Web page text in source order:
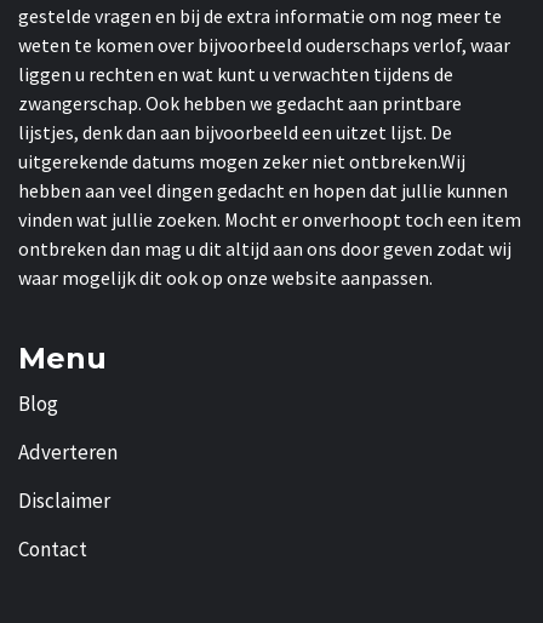
gestelde vragen en bij de extra informatie om nog meer te
weten te komen over bijvoorbeeld ouderschaps verlof, waar
liggen u rechten en wat kunt u verwachten tijdens de
zwangerschap. Ook hebben we gedacht aan printbare
lijstjes, denk dan aan bijvoorbeeld een uitzet lijst. De
uitgerekende datums mogen zeker niet ontbreken.Wij
hebben aan veel dingen gedacht en hopen dat jullie kunnen
vinden wat jullie zoeken. Mocht er onverhoopt toch een item
ontbreken dan mag u dit altijd aan ons door geven zodat wij
waar mogelijk dit ook op onze website aanpassen.
Menu
Blog
Adverteren
Disclaimer
Contact